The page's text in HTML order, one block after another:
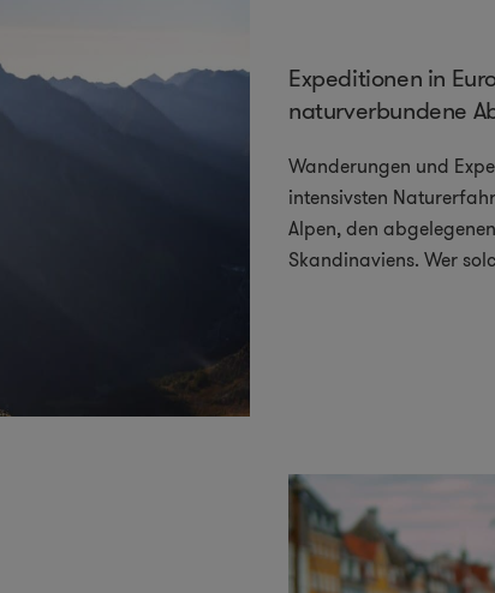
Expeditionen in
naturverbundene
Wanderungen und
intensivsten
Alpen, den
Skandinaviens. Wer